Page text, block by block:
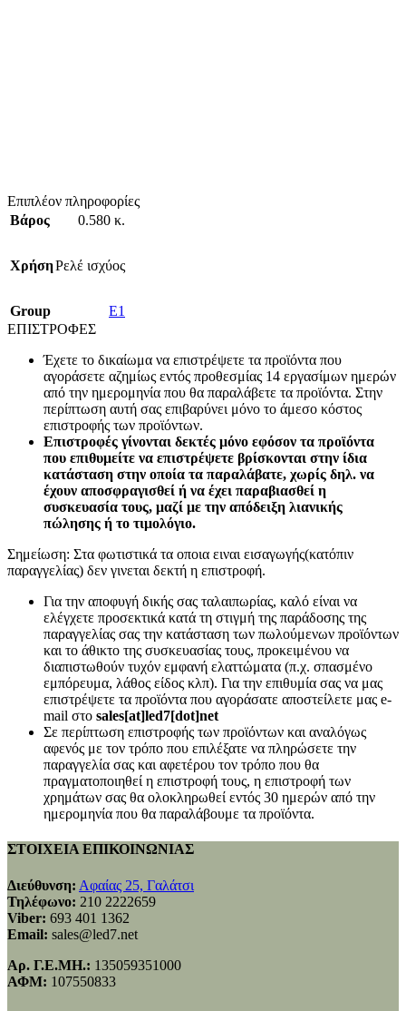
Επιπλέον πληροφορίες
Βάρος
0.580 κ.
ΧρήσηΡελέ ισχύος
Group
E1
ΕΠΙΣΤΡΟΦΕΣ
Έχετε το δικαίωμα να επιστρέψετε τα προϊόντα που
αγοράσετε αζημίως εντός προθεσμίας 14 εργασίμων ημερών
από την ημερομηνία που θα παραλάβετε τα προϊόντα. Στην
περίπτωση αυτή σας επιβαρύνει μόνο το άμεσο κόστος
επιστροφής των προϊόντων.
Επιστροφές γίνονται δεκτές μόνο εφόσον τα προϊόντα
που επιθυμείτε να επιστρέψετε βρίσκονται στην ίδια
κατάσταση στην οποία τα παραλάβατε, χωρίς δηλ. να
έχουν αποσφραγισθεί ή να έχει παραβιασθεί η
συσκευασία τους, μαζί με την απόδειξη λιανικής
πώλησης ή το τιμολόγιο.
Σημείωση: Στα φωτιστικά τα οποια ειναι εισαγωγής(κατόπιν
παραγγελίας) δεν γινεται δεκτή η επιστροφή.
Για την αποφυγή δικής σας ταλαιπωρίας, καλό είναι να
ελέγχετε προσεκτικά κατά τη στιγμή της παράδοσης της
παραγγελίας σας την κατάσταση των πωλούμενων προϊόντων
και το άθικτο της συσκευασίας τους, προκειμένου να
διαπιστωθούν τυχόν εμφανή ελαττώματα (π.χ. σπασμένο
εμπόρευμα, λάθος είδος κλπ). Για την επιθυμία σας να μας
επιστρέψετε τα προϊόντα που αγοράσατε αποστείλετε μας e-
mail στο sales[at]led7[dot]net
Σε περίπτωση επιστροφής των προϊόντων και αναλόγως
αφενός με τον τρόπο που επιλέξατε να πληρώσετε την
παραγγελία σας και αφετέρου τον τρόπο που θα
πραγματοποιηθεί η επιστροφή τους, η επιστροφή των
χρημάτων σας θα ολοκληρωθεί εντός 30 ημερών από την
ημερομηνία που θα παραλάβουμε τα προϊόντα.
ΣΤΟΙΧΕΙΑ ΕΠΙΚΟΙΝΩΝΙΑΣ
Διεύθυνση: Αφαίας 25, Γαλάτσι
Τηλέφωνο: 210 2222659
Viber: 693 401 1362
Email: sales@led7.net
Αρ. Γ.Ε.ΜΗ.: 135059351000
ΑΦΜ: 107550833